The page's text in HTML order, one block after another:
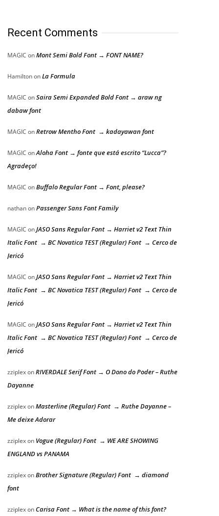
Recent Comments
MAGIC onMont Semi Bold Font → FONT NAME?
HamiltononLa Formula
MAGIC onSaira Semi Expanded Bold Font → araw ng
dabaw font
MAGIC onRetrow Mentho Font → kadayawan font
MAGIC onAloha Font → fonte que está escrito “Lucca”?
Agradeço!
MAGIC onBuffalo Regular Font → Font, please?
nathanonPassenger Sans Font Family
MAGIC onJASO Sans Regular Font → Harriet v2 Text Thin
Italic Font → BC Novatica TEST (Regular) Font → Cerco de
Jericó
MAGIC onJASO Sans Regular Font → Harriet v2 Text Thin
Italic Font → BC Novatica TEST (Regular) Font → Cerco de
Jericó
MAGIC onJASO Sans Regular Font → Harriet v2 Text Thin
Italic Font → BC Novatica TEST (Regular) Font → Cerco de
Jericó
zziplexonRIVERDALE Serif Font → O Dono do Poder – Ruthe
Dayanne
zziplexonMasterline (Regular) Font → Ruthe Dayanne –
Me deixe Adorar
zziplexon Vogue (Regular) Font → WE ARE SHOWING
ENGLAND vs PANAMA
zziplexonBrother Signature (Regular) Font → diamond
font
zziplexon Carisa Font → What is the name of this font?